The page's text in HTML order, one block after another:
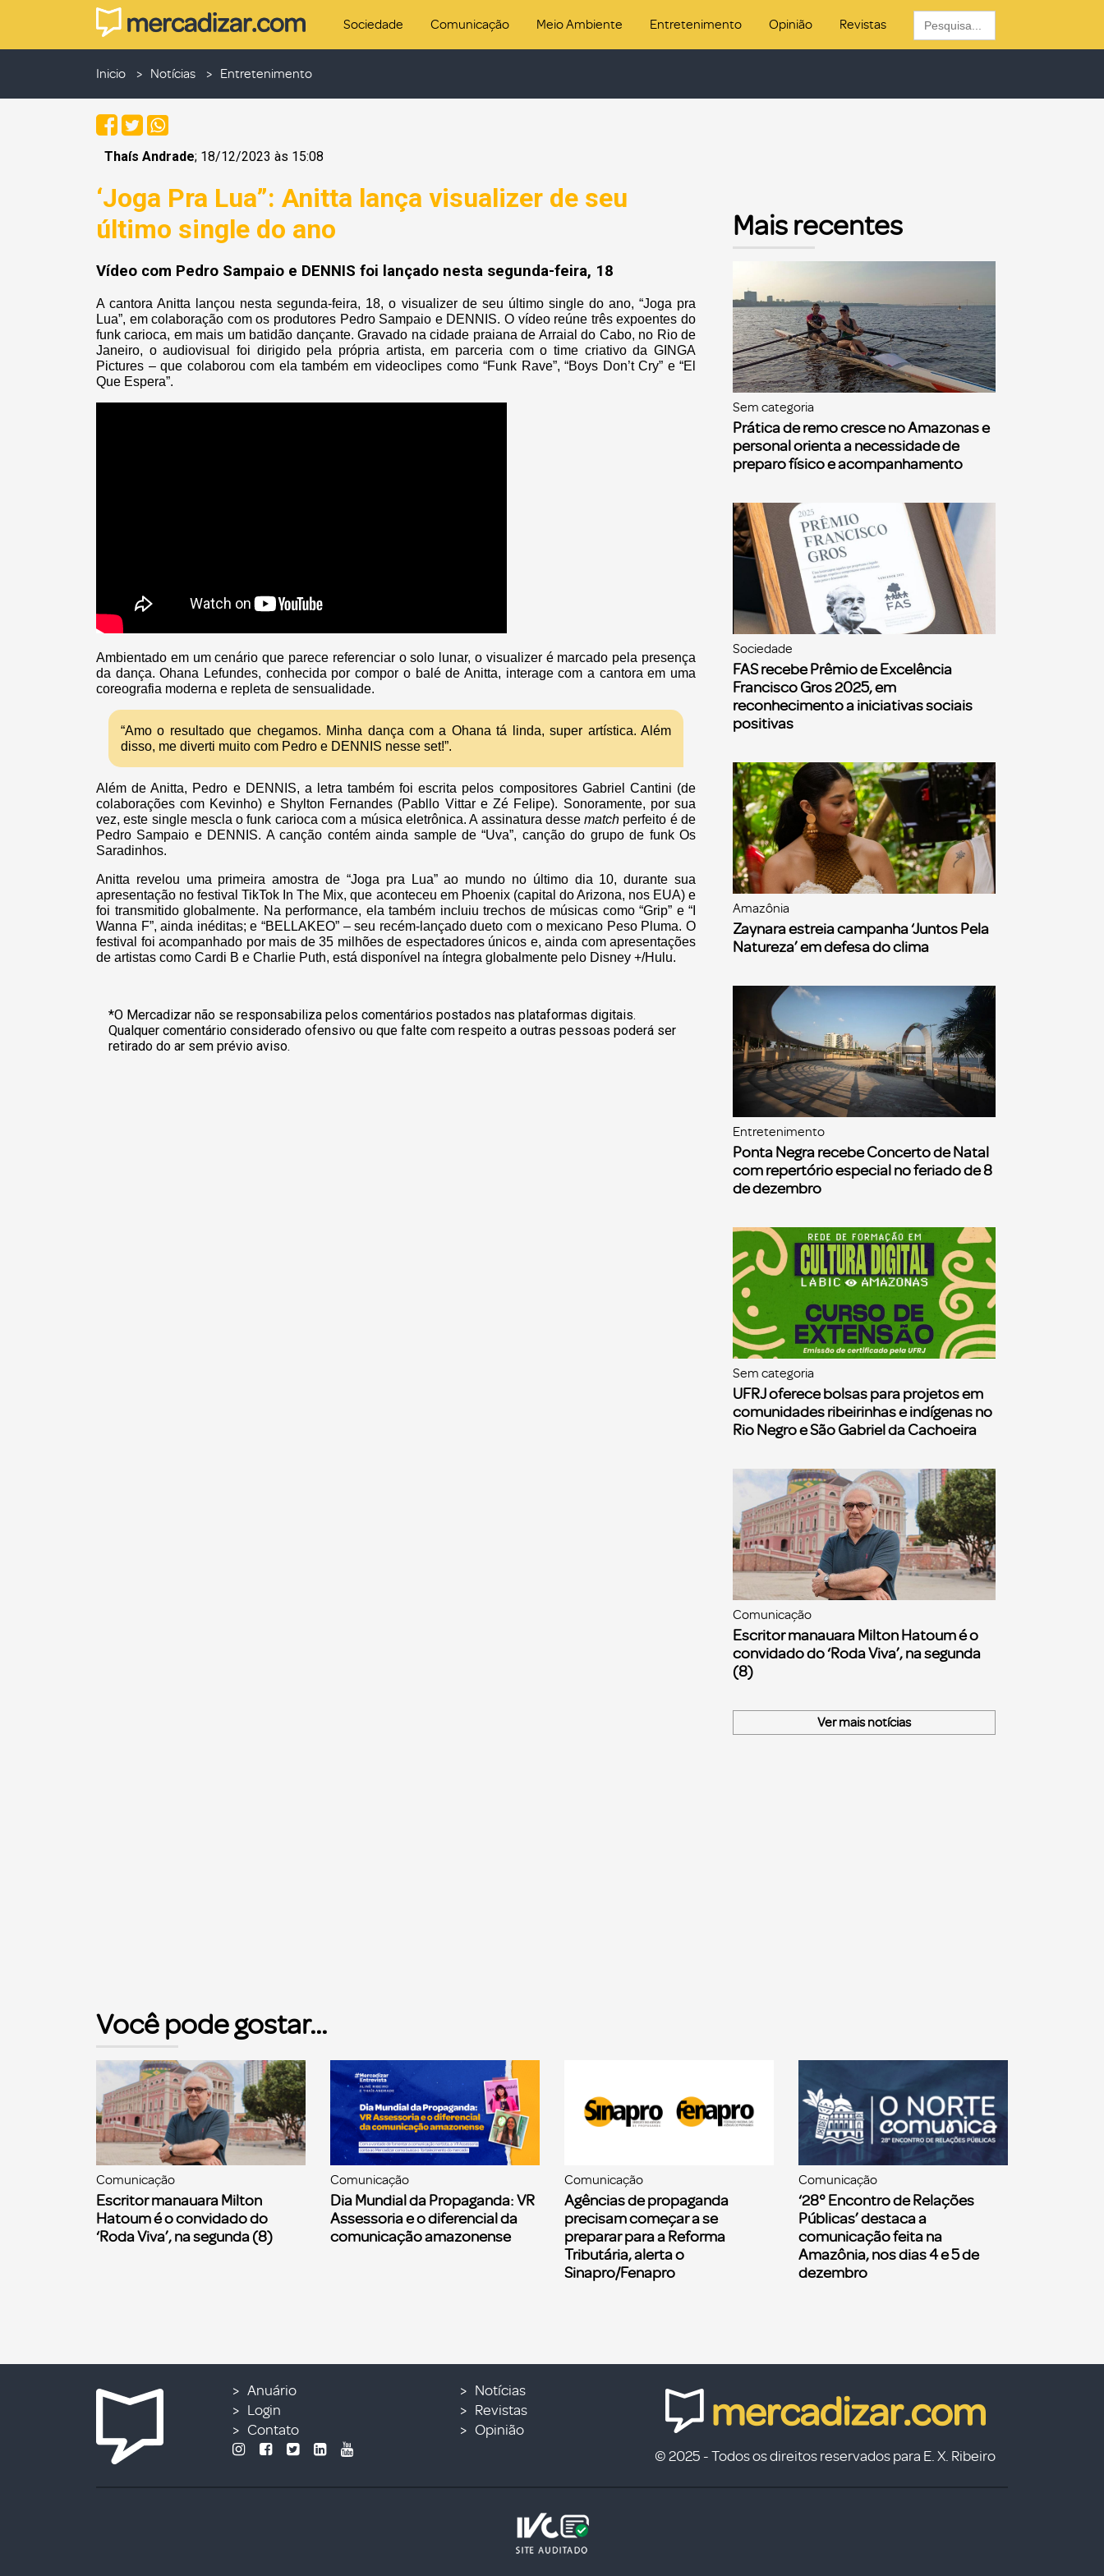
Sociedade Comunicação Meio Ambiente Entretenimento Opinião Revistas
Search
for:
Inicio Notícias Entretenimento
Thaís Andrade; 18/12/2023 às 15:08
‘Joga Pra Lua”: Anitta lança visualizer de seu
último single do ano
Vídeo com Pedro Sampaio e DENNIS foi lançado nesta segunda-feira, 18
A cantora Anitta lançou nesta segunda-feira, 18, o visualizer de seu último single do ano, “Joga pra
Lua”, em colaboração com os produtores Pedro Sampaio e DENNIS. O vídeo reúne três expoentes do
funk carioca, em mais um batidão dançante. Gravado na cidade praiana de Arraial do Cabo, no Rio de
Janeiro, o audiovisual foi dirigido pela própria artista, em parceria com o time criativo da GINGA
Pictures – que colaborou com ela também em videoclipes como “Funk Rave”, “Boys Don’t Cry” e “El
Que Espera”.
Ambientado em um cenário que parece referenciar o solo lunar, o visualizer é marcado pela presença
da dança. Ohana Lefundes, conhecida por compor o balé de Anitta, interage com a cantora em uma
coreografia moderna e repleta de sensualidade.
“Amo o resultado que chegamos. Minha dança com a Ohana tá linda, super artística. Além
disso, me diverti muito com Pedro e DENNIS nesse set!”.
Além de Anitta, Pedro e DENNIS, a letra também foi escrita pelos compositores Gabriel Cantini (de
colaborações com Kevinho) e Shylton Fernandes (Pabllo Vittar e Zé Felipe). Sonoramente, por sua
vez, este single mescla o funk carioca com a música eletrônica. A assinatura dessematch perfeito é de
Pedro Sampaio e DENNIS. A canção contém ainda sample de “Uva”, canção do grupo de funk Os
Saradinhos.
Anitta revelou uma primeira amostra de “Joga pra Lua” ao mundo no último dia 10, durante sua
apresentação no festival TikTok In The Mix, que aconteceu em Phoenix (capital do Arizona, nos EUA) e
foi transmitido globalmente. Na performance, ela também incluiu trechos de músicas como “Grip” e “I
Wanna F”, ainda inéditas; e “BELLAKEO” – seu recém-lançado dueto com o mexicano Peso Pluma. O
festival foi acompanhado por mais de 35 milhões de espectadores únicos e, ainda com apresentações
de artistas como Cardi B e Charlie Puth, está disponível na íntegra globalmente pelo Disney +/Hulu.
*O Mercadizar não se responsabiliza pelos comentários postados nas plataformas digitais.
Qualquer comentário considerado ofensivo ou que falte com respeito a outras pessoas poderá ser
retirado do ar sem prévio aviso.
Mais recentes
Sem categoria
Prática de remo cresce no Amazonas e
personal orienta a necessidade de
preparo físico e acompanhamento
Sociedade
FAS recebe Prêmio de Excelência
Francisco Gros 2025, em
reconhecimento a iniciativas sociais
positivas
Amazônia
Zaynara estreia campanha ‘Juntos Pela
Natureza’ em defesa do clima
Entretenimento
Ponta Negra recebe Concerto de Natal
com repertório especial no feriado de 8
de dezembro
Sem categoria
UFRJ oferece bolsas para projetos em
comunidades ribeirinhas e indígenas no
Rio Negro e São Gabriel da Cachoeira
Comunicação
Escritor manauara Milton Hatoum é o
convidado do ‘Roda Viva’, na segunda
(8)
Ver mais notícias
Você pode gostar...
Comunicação
Escritor manauara Milton
Hatoum é o convidado do
‘Roda Viva’, na segunda (8)
Comunicação
Dia Mundial da Propaganda: VR
Assessoria e o diferencial da
comunicação amazonense
Comunicação
Agências de propaganda
precisam começar a se
preparar para a Reforma
Tributária, alerta o
Sinapro/Fenapro
Comunicação
‘28° Encontro de Relações
Públicas’ destaca a
comunicação feita na
Amazônia, nos dias 4 e 5 de
dezembro
Anuário
Login
Contato
Notícias
Revistas
Opinião
© 2025 - Todos os direitos reservados para E. X. Ribeiro